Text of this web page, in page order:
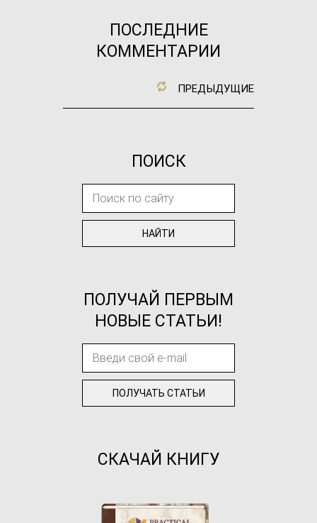
ПОСЛЕДНИЕ
КОММЕНТАРИИ
ПРЕДЫДУЩИЕ
ПОИСК
ПОЛУЧАЙ ПЕРВЫМ
НОВЫЕ СТАТЬИ!
СКАЧАЙ КНИГУ